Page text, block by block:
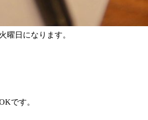
曜日になります。
です。